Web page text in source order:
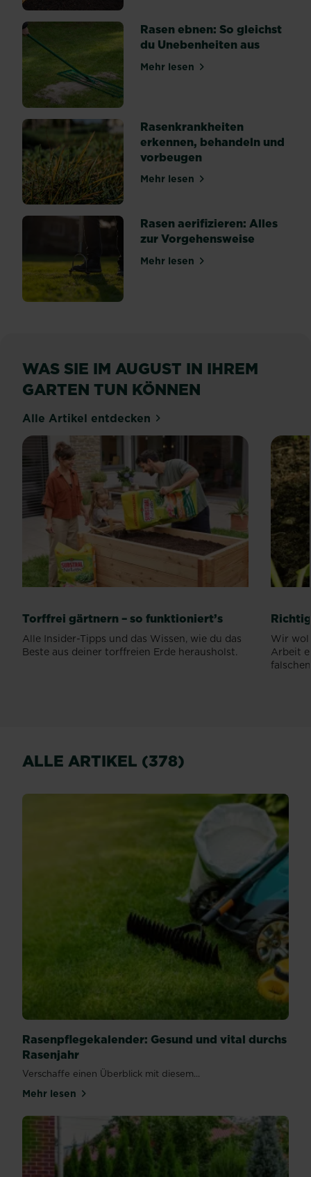
Jungpflanzen
von
Rasen ebnen: So gleichst
du Unebenheiten aus
Mehr lesenüber Rasen ebnen: So
Rasenkrankheiten
erkennen, behandeln und
vorbeugen
Mehr lesenüber Rasenkrankheiten
Rasen aerifizieren: Alles
zur Vorgehensweise
Mehr lesenüber Rasen aerifizieren:
WAS SIE IM AUGUST IN IHREM
GARTEN TUN KÖNNEN
Alle Artikel entdecken
Torffrei gärtnern – so funktioniert’s
Alle Insider-Tipps und das Wissen, wie du das
Beste aus deiner torffreien Erde herausholst.
Wir
Arbeit
ALLE ARTIKEL (378)
Rasenpflegekalender: Gesund und vital durchs
Rasenjahr
Verschaffe einen Überblick mit diesem...
Mehr lesenüber Rasenpflegekalender: Gesund und vital